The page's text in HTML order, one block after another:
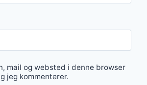
mail og websted i denne browser
jeg kommenterer.